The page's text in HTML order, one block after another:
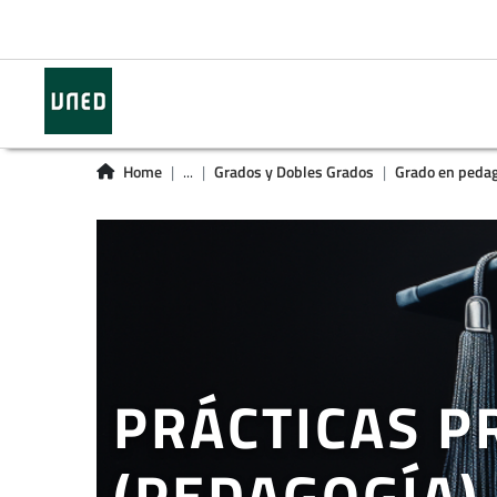
Home ... Grados y Dobles Grados Grado en
PRÁCTICAS